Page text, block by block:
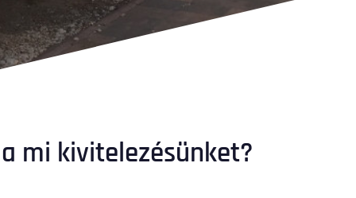
mi kivitelezésünket?